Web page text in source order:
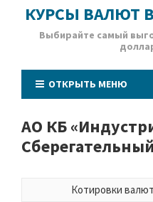
КУРСЫ ВАЛЮТ
Выбирайте самый
ОТКРЫТЬ МЕНЮ
АО КБ
Котировки